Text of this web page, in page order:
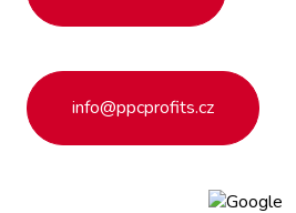
info@ppcprofits.cz